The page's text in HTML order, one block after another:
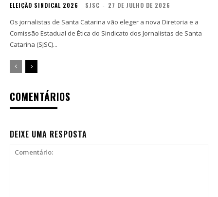
ELEIÇÃO SINDICAL 2026 SJSC - 27 DE JULHO DE 2026
Os jornalistas de Santa Catarina vão eleger a nova Diretoria e a
Comissão Estadual de Ética do Sindicato dos Jornalistas de Santa
Catarina (SJSC)...
COMENTÁRIOS
DEIXE UMA RESPOSTA